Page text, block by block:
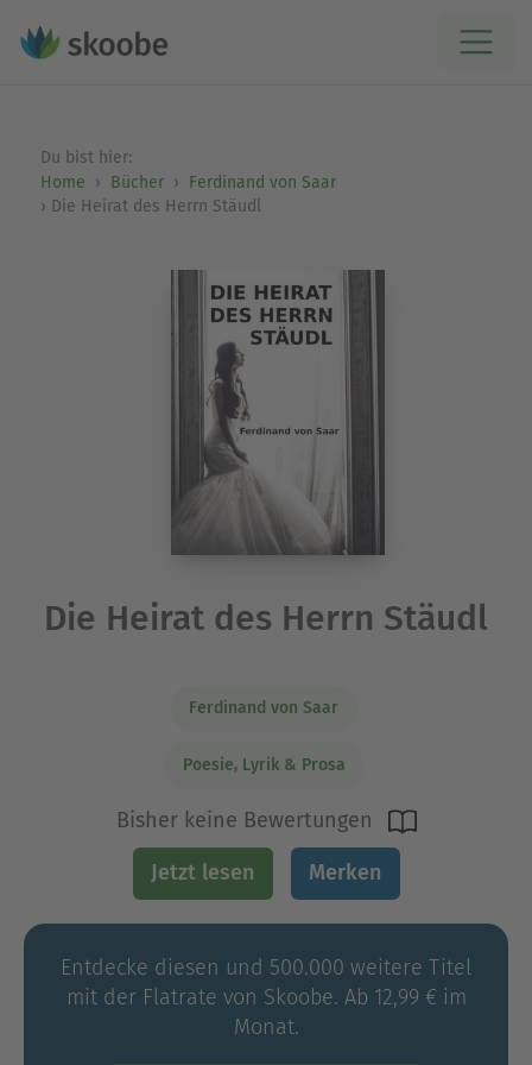
Du bist hier:
Home
Bücher
Ferdinand von Saar
Die Heirat des Herrn Stäudl
Die Heirat des Herrn Stäudl
Ferdinand von Saar
Poesie, Lyrik & Prosa
Bisher keine Bewertungen
Jetzt lesen Merken
Entdecke diesen und 500.000 weitere Titel
mit der Flatrate von Skoobe. Ab 12,99 € im
Monat.